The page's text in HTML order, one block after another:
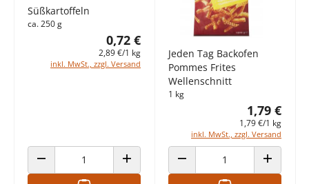
Süßkartoffeln
ca. 250 g
0,72 €
2,89 €/1 kg
inkl. MwSt., zzgl. Versand
ANZAHL VERRINGERN ANZAHL ERHÖHEN
Jeden Tag Backofen
Pommes Frites
Wellenschnitt
1 kg
1,79 €
1,79 €/1 kg
inkl. MwSt., zzgl. Versand
ANZAHL VERRINGERN ANZAHL